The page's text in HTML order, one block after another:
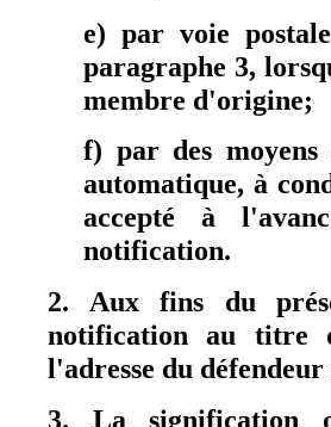
e) par voie
paragraphe 3,
membre d'origine;
f) par des moyens
automatique, à
accepté à
notification.
2. Aux fins du
notification au titre
l'adresse du
3. La signification